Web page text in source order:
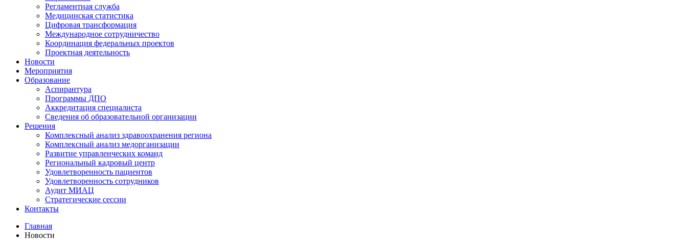
Регламентная служба
Медицинская статистика
Цифровая трансформация
Международное сотрудничество
Координация федеральных проектов
Проектная деятельность
Новости
Мероприятия
Образование
Аспирантура
Программы ДПО
Аккредитация специалиста
Сведения об образовательной организации
Решения
Комплексный анализ здравоохранения региона
Комплексный анализ медорганизации
Развитие управленческих команд
Региональный кадровый центр
Удовлетворенность пациентов
Удовлетворенность сотрудников
Аудит МИАЦ
Стратегические сессии
Контакты
Главная
Новости